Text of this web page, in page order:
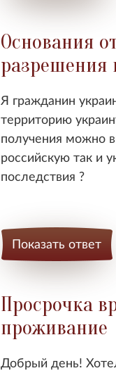
Основания
разрешения
Я гражданин
территорию
получения можно
российскую так и
последствия ?
Показать ответ
Просрочка
проживание
Добрый день!